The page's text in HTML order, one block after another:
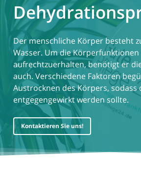
Der menschliche Körper besteht
Wasser. Um die
aufrechtzuerhalten, benötigt er
auch. Verschiedene Faktoren
Austrocknen des Körpers, sodass
entgegengewirkt werden sollte.
Kontaktieren Sie uns!